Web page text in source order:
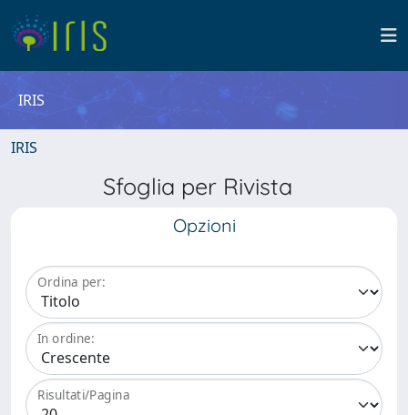
IRIS
IRIS
Sfoglia per Rivista
Opzioni
Ordina per:
In ordine:
Risultati/Pagina